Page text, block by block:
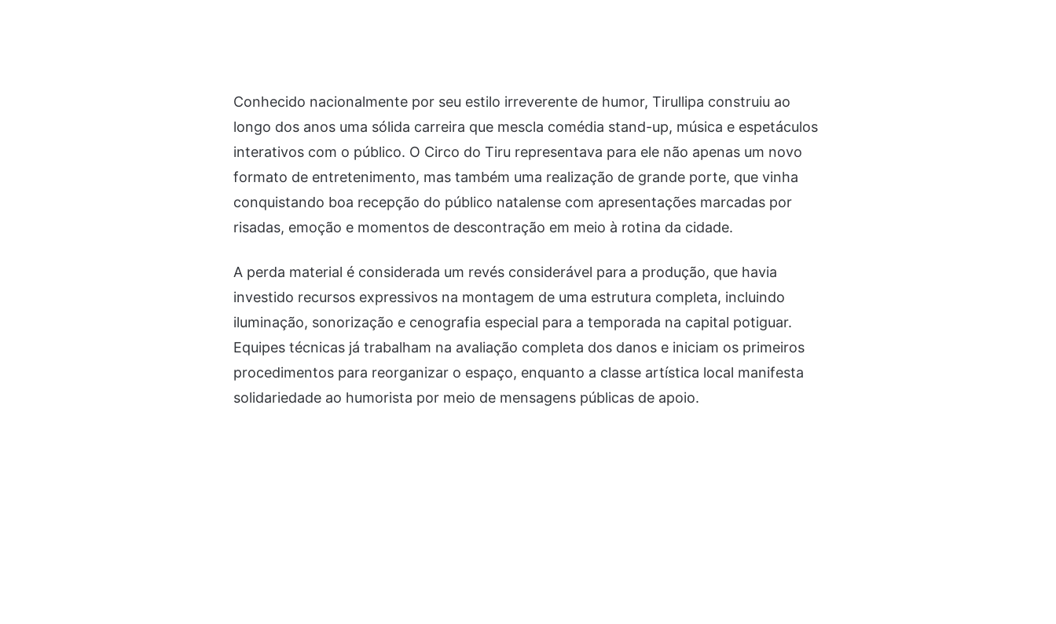
Conhecido nacionalmente por seu estilo irreverente de humor, Tirullipa construiu ao
longo dos anos uma sólida carreira que mescla comédia stand-up, música e espetáculos
interativos com o público. O Circo do Tiru representava para ele não apenas um novo
formato de entretenimento, mas também uma realização de grande porte, que vinha
conquistando boa recepção do público natalense com apresentações marcadas por
risadas, emoção e momentos de descontração em meio à rotina da cidade.
A perda material é considerada um revés considerável para a produção, que havia
investido recursos expressivos na montagem de uma estrutura completa, incluindo
iluminação, sonorização e cenografia especial para a temporada na capital potiguar.
Equipes técnicas já trabalham na avaliação completa dos danos e iniciam os primeiros
procedimentos para reorganizar o espaço, enquanto a classe artística local manifesta
solidariedade ao humorista por meio de mensagens públicas de apoio.